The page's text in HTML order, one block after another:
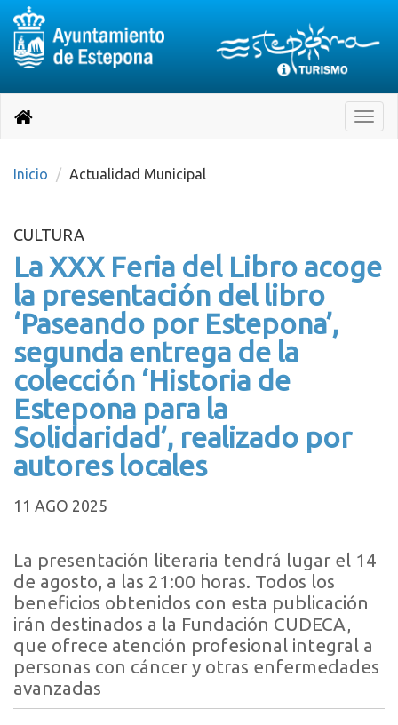
página
Toggle
Destino:
Volver
inicio
Inicio Actualidad Municipal
CULTURA
La XXX Feria del Libro acoge
la presentación del libro
‘Paseando por Estepona’,
segunda entrega de la
colección ‘Historia de
Estepona para la
Solidaridad’, realizado por
autores locales
11 AGO 2025
La presentación literaria tendrá lugar el 14
de agosto, a las 21:00 horas. Todos los
beneficios obtenidos con esta publicación
irán destinados a la Fundación CUDECA,
que ofrece atención profesional integral a
personas con cáncer y otras enfermedades
avanzadas